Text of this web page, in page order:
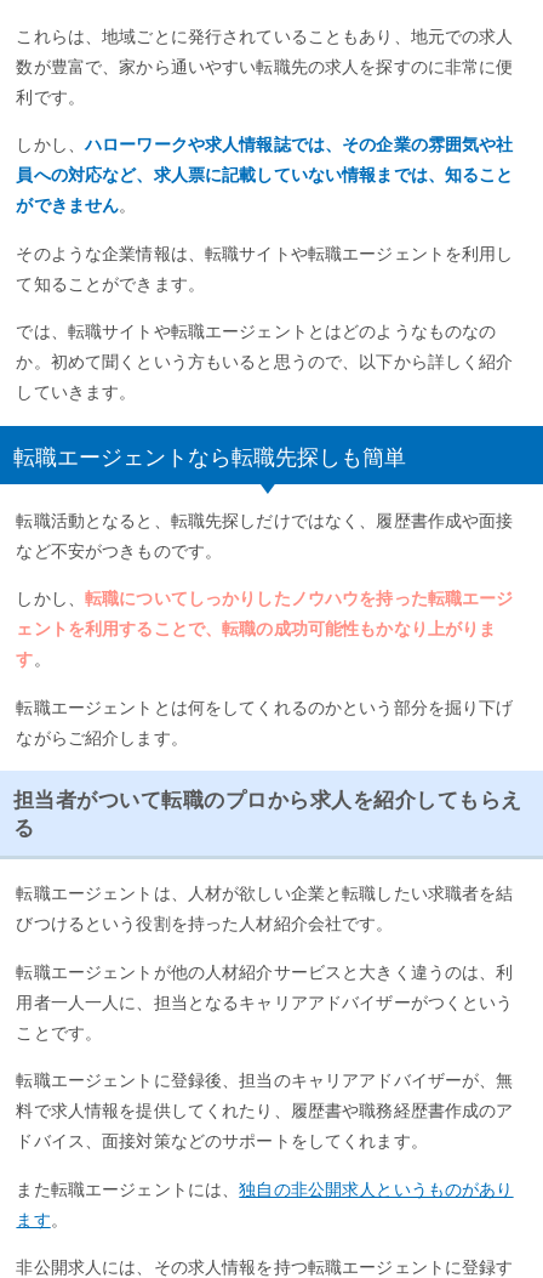
これらは、地域ごとに発行されていることもあり、地元での求人
数が豊富で、家から通いやすい転職先の求人を探すのに非常に便
利です。
しかし、ハローワークや求人情報誌では、その企業の雰囲気や社
員への対応など、求人票に記載していない情報までは、知ること
ができません。
そのような企業情報は、転職サイトや転職エージェントを利用し
て知ることができます。
では、転職サイトや転職エージェントとはどのようなものなの
か。初めて聞くという方もいると思うので、以下から詳しく紹介
していきます。
転職エージェントなら転職先探しも簡単
転職活動となると、転職先探しだけではなく、履歴書作成や面接
など不安がつきものです。
しかし、転職についてしっかりしたノウハウを持った転職エージ
ェントを利用することで、転職の成功可能性もかなり上がりま
す。
転職エージェントとは何をしてくれるのかという部分を掘り下げ
ながらご紹介します。
担当者がついて転職のプロから求人を紹介してもらえ
る
転職エージェントは、人材が欲しい企業と転職したい求職者を結
びつけるという役割を持った人材紹介会社です。
転職エージェントが他の人材紹介サービスと大きく違うのは、利
用者一人一人に、担当となるキャリアアドバイザーがつくという
ことです。
転職エージェントに登録後、担当のキャリアアドバイザーが、無
料で求人情報を提供してくれたり、履歴書や職務経歴書作成のア
ドバイス、面接対策などのサポートをしてくれます。
また転職エージェントには、独自の非公開求人というものがあり
ます。
非公開求人には、その求人情報を持つ転職エージェントに登録す